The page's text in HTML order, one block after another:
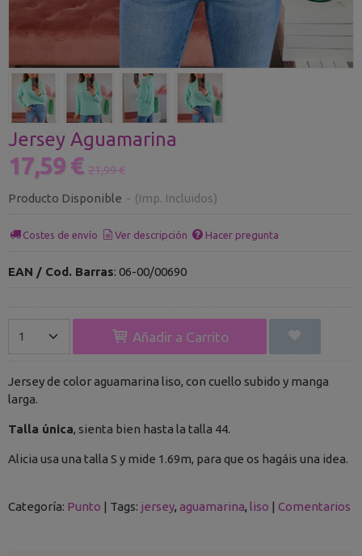
Jersey Aguamarina
17,59 € 21,99 €
Producto Disponible - (Imp. Incluidos)
Costes de envío Ver descripción Hacer pregunta
EAN / Cod. Barras: 06-00/00690
Añadir a Carrito
Jersey de color aguamarina liso, con cuello subido y manga
larga.
Talla única, sienta bien hasta la talla 44.
Alicia usa una talla S y mide 1.69m, para que os hagáis una idea.
Categoría: Punto | Tags: jersey aguamarina liso | Comentarios